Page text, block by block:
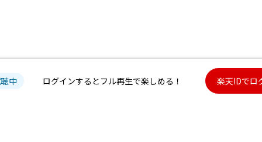
中 ログインするとフル再生で楽しめる！ 楽天IDでロ